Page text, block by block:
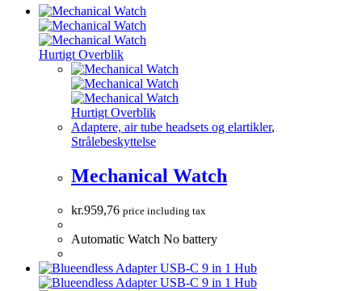
Hurtigt Overblik
Hurtigt Overblik
Adaptere, air tube headsets og elartikler,
Strålebeskyttelse
Mechanical Watch
kr.959,76 price including tax
Automatic Watch No battery